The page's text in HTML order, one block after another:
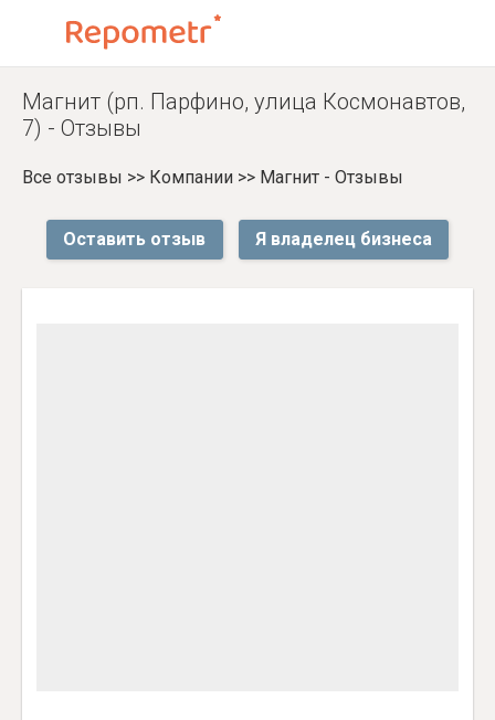
Магнит (рп. Парфино, улица Космонавтов,
7) - Отзывы
Все отзывы >> Компании >> Магнит - Отзывы
Оставить отзыв Я владелец бизнеса